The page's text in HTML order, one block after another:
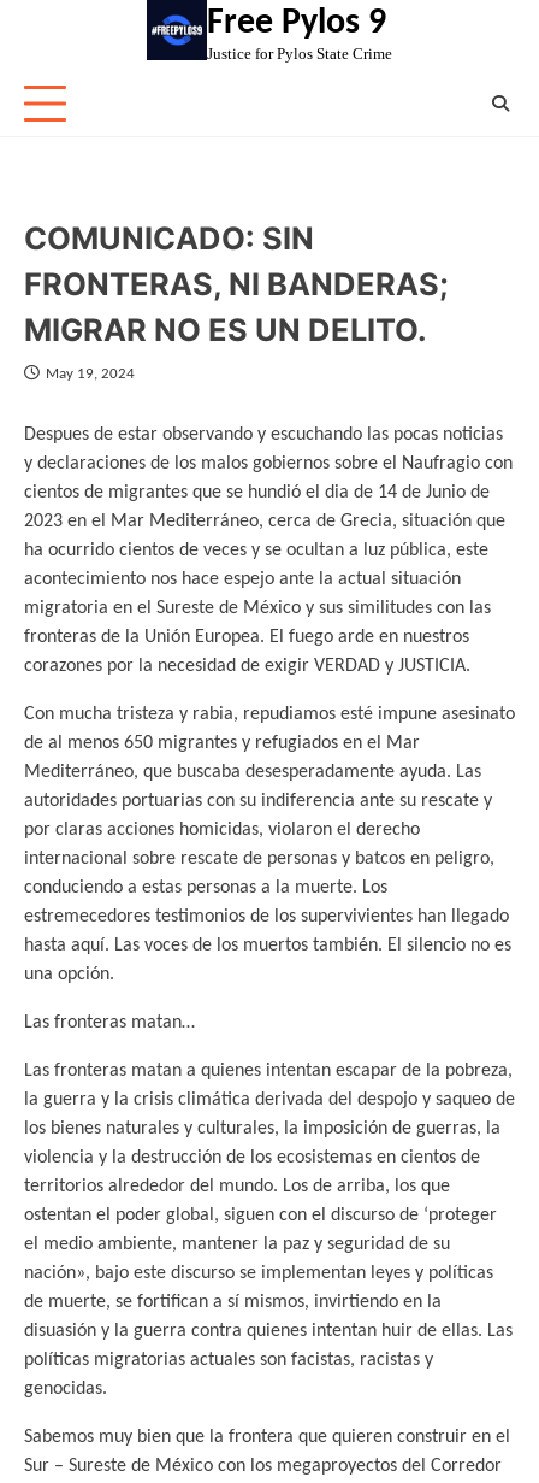
Free Pylos 9
Justice for Pylos State Crime
COMUNICADO: SIN
FRONTERAS, NI BANDERAS;
MIGRAR NO ES UN DELITO.
May 19, 2024
Despues de estar observando y escuchando las pocas noticias
y declaraciones de los malos gobiernos sobre el Naufragio con
cientos de migrantes que se hundió el dia de 14 de Junio de
2023 en el Mar Mediterráneo, cerca de Grecia, situación que
ha ocurrido cientos de veces y se ocultan a luz pública, este
acontecimiento nos hace espejo ante la actual situación
migratoria en el Sureste de México y sus similitudes con las
fronteras de la Unión Europea. El fuego arde en nuestros
corazones por la necesidad de exigir VERDAD y JUSTICIA.
Con mucha tristeza y rabia, repudiamos esté impune asesinato
de al menos 650 migrantes y refugiados en el Mar
Mediterráneo, que buscaba desesperadamente ayuda. Las
autoridades portuarias con su indiferencia ante su rescate y
por claras acciones homicidas, violaron el derecho
internacional sobre rescate de personas y batcos en peligro,
conduciendo a estas personas a la muerte. Los
estremecedores testimonios de los supervivientes han llegado
hasta aquí. Las voces de los muertos también. El silencio no es
una opción.
Las fronteras matan…
Las fronteras matan a quienes intentan escapar de la pobreza,
la guerra y la crisis climática derivada del despojo y saqueo de
los bienes naturales y culturales, la imposición de guerras, la
violencia y la destrucción de los ecosistemas en cientos de
territorios alrededor del mundo. Los de arriba, los que
ostentan el poder global, siguen con el discurso de ‘proteger
el medio ambiente, mantener la paz y seguridad de su
nación», bajo este discurso se implementan leyes y políticas
de muerte, se fortifican a sí mismos, invirtiendo en la
disuasión y la guerra contra quienes intentan huir de ellas. Las
políticas migratorias actuales son facistas, racistas y
genocidas.
Sabemos muy bien que la frontera que quieren construir en el
Sur – Sureste de México con los megaproyectos del Corredor